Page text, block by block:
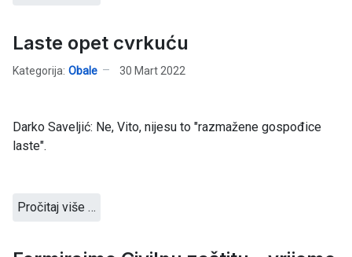
Laste opet cvrkuću
Kategorija: Obale 30 Mart 2022
Darko Saveljić: Ne, Vito, nijesu to "razmažene gospođice
laste".
Pročitaj više …